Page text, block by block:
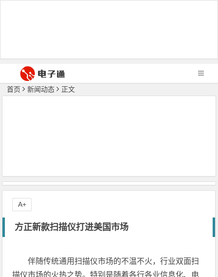
首页 新闻动态 正文
方正新款扫描仪打进美国市场
伴随传统通用扫描仪市场的不温不火，行业双面扫
描仪市场的火热之势。特别是随着各行各业信息化、电
A+